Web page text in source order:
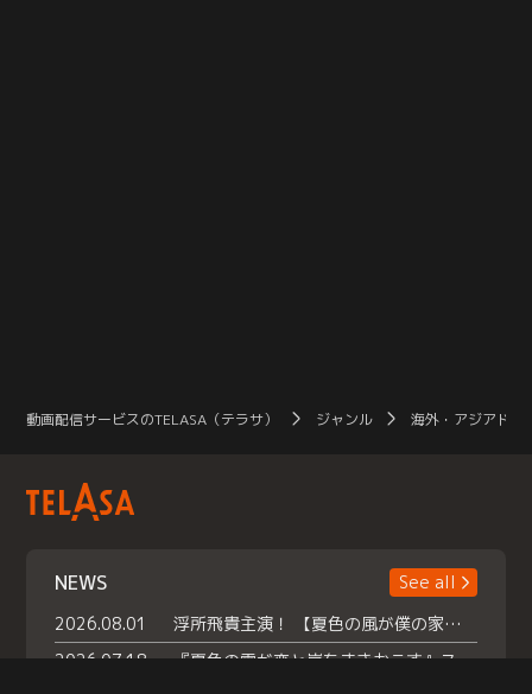
動画配信サービスのTELASA（テラサ） ジャンル 海外・アジアドラ
NEWS
See all
2026.08.01
浮所飛貴主演！ 【夏色の風が僕の家にやってきた】 本日よりテラサで独占配信スタート！
2026.07.18
『夏色の雲が恋と嵐をまきおこす』スペシャルメイキング 【Part1】2026年７月18日（土）23時30分～配信スタート！話題のシーンの裏側を大公開！豪華キャスト大集合！ 『武宮家 真夏の家族会議』開催！